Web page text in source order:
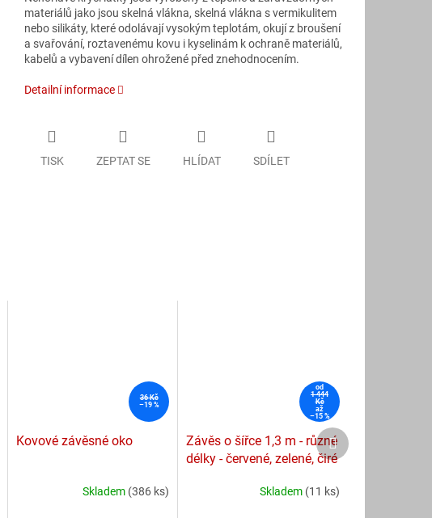
materiálů jako jsou skelná vlákna, skelná vlákna s vermikulitem
nebo silikáty, které odolávají vysokým teplotám, okují z broušení
a svařování, roztavenému kovu i kyselinám k ochraně materiálů,
kabelů a vybavení dílen ohrožené před znehodnocením.
Detailní informace
TISK ZEPTAT SE HLÍDAT SDÍLET
36 Kč
–19 %
Kovové závěsné oko
Skladem (386 ks)
od
1 444
Kč
až
–15 %
Závěs o šířce 1,3 m - různé
délky - červené, zelené, čiré
Skladem (11 ks)
Další
produkt